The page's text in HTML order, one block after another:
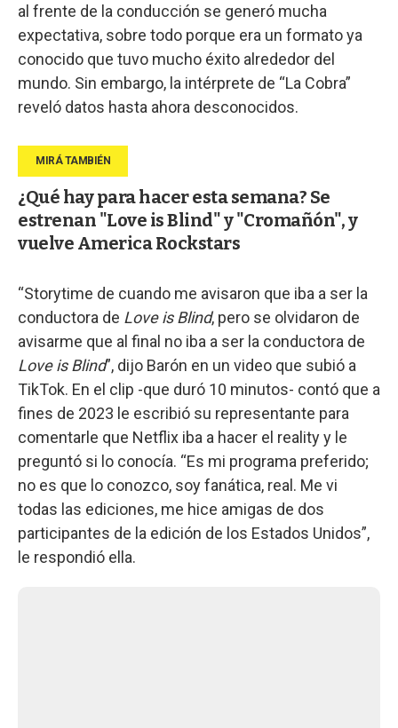
al frente de la conducción se generó mucha
expectativa, sobre todo porque era un formato ya
conocido que tuvo mucho éxito alrededor del
mundo. Sin embargo, la intérprete de “La Cobra”
reveló datos hasta ahora desconocidos.
¿Qué hay para hacer esta semana? Se
estrenan "Love is Blind" y "Cromañón", y
vuelve America Rockstars
“Storytime de cuando me avisaron que iba a ser la
conductora de Love is Blind, pero se olvidaron de
avisarme que al final no iba a ser la conductora de
Love is Blind”, dijo Barón en un video que subió a
TikTok. En el clip -que duró 10 minutos- contó que a
fines de 2023 le escribió su representante para
comentarle que Netflix iba a hacer el reality y le
preguntó si lo conocía. “Es mi programa preferido;
no es que lo conozco, soy fanática, real. Me vi
todas las ediciones, me hice amigas de dos
participantes de la edición de los Estados Unidos”,
le respondió ella.